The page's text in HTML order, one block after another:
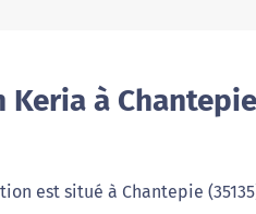
à Chantepie
est situé à Chantepie